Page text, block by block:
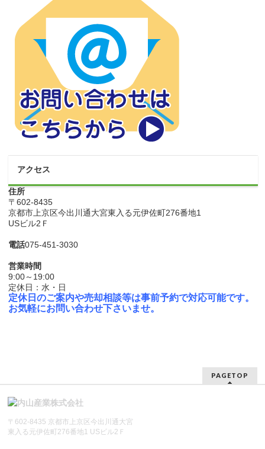
アクセス
住所
〒602-8435
京都市上京区今出川通大宮東入る元伊佐町276番地1
USビル2Ｆ
電話075-451-3030
営業時間
9:00～19:00
定休日：水・日
定休日のご案内や売却相談等は事前予約で対応可能です。
お気軽にお問い合わせ下さいませ。
PAGETOP
〒602-8435 京都市上京区今出川通大宮
東入る元伊佐町276番地1 USビル2Ｆ